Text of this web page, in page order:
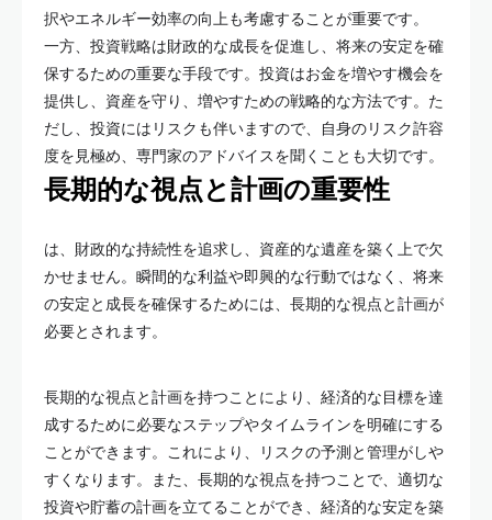
択やエネルギー効率の向上も考慮することが重要です。
一方、投資戦略は財政的な成長を促進し、将来の安定を確
保するための重要な手段です。投資はお金を増やす機会を
提供し、資産を守り、増やすための戦略的な方法です。た
だし、投資にはリスクも伴いますので、自身のリスク許容
度を見極め、専門家のアドバイスを聞くことも大切です。
長期的な視点と計画の重要性
は、財政的な持続性を追求し、資産的な遺産を築く上で欠
かせません。瞬間的な利益や即興的な行動ではなく、将来
の安定と成長を確保するためには、長期的な視点と計画が
必要とされます。
長期的な視点と計画を持つことにより、経済的な目標を達
成するために必要なステップやタイムラインを明確にする
ことができます。これにより、リスクの予測と管理がしや
すくなります。また、長期的な視点を持つことで、適切な
投資や貯蓄の計画を立てることができ、経済的な安定を築